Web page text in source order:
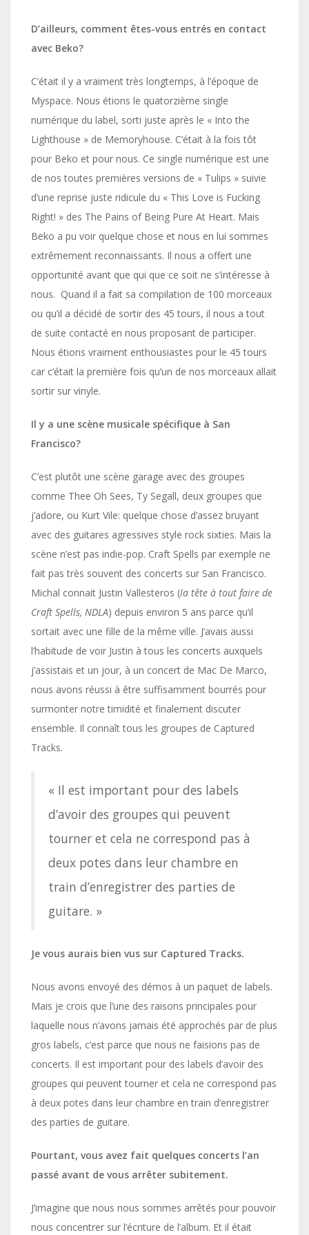
D’ailleurs, comment êtes-vous entrés en contact
avec Beko?
C’était il y a vraiment très longtemps, à l’époque de
Myspace. Nous étions le quatorzième single
numérique du label, sorti juste après le « Into the
Lighthouse » de Memoryhouse. C’était à la fois tôt
pour Beko et pour nous. Ce single numérique est une
de nos toutes premières versions de « Tulips » suivie
d’une reprise juste ridicule du « This Love is Fucking
Right! » des The Pains of Being Pure At Heart. Mais
Beko a pu voir quelque chose et nous en lui sommes
extrêmement reconnaissants. Il nous a offert une
opportunité avant que qui que ce soit ne s’intéresse à
nous. Quand il a fait sa compilation de 100 morceaux
ou qu’il a décidé de sortir des 45 tours, il nous a tout
de suite contacté en nous proposant de participer.
Nous étions vraiment enthousiastes pour le 45 tours
car c’était la première fois qu’un de nos morceaux allait
sortir sur vinyle.
Il y a une scène musicale spécifique à San
Francisco?
C’est plutôt une scène garage avec des groupes
comme Thee Oh Sees, Ty Segall, deux groupes que
j’adore, ou Kurt Vile: quelque chose d’assez bruyant
avec des guitares agressives style rock sixties. Mais la
scène n’est pas indie-pop. Craft Spells par exemple ne
fait pas très souvent des concerts sur San Francisco.
Michal connait Justin Vallesteros (la tête à tout faire de
Craft Spells, NDLA) depuis environ 5 ans parce qu’il
sortait avec une fille de la même ville. J’avais aussi
l’habitude de voir Justin à tous les concerts auxquels
j’assistais et un jour, à un concert de Mac De Marco,
nous avons réussi à être suffisamment bourrés pour
surmonter notre timidité et finalement discuter
ensemble. Il connaît tous les groupes de Captured
Tracks.
« Il est important pour des labels
d’avoir des groupes qui peuvent
tourner et cela ne correspond pas à
deux potes dans leur chambre en
train d’enregistrer des parties de
guitare. »
Je vous aurais bien vus sur Captured Tracks.
Nous avons envoyé des démos à un paquet de labels.
Mais je crois que l’une des raisons principales pour
laquelle nous n’avons jamais été approchés par de plus
gros labels, c’est parce que nous ne faisions pas de
concerts. Il est important pour des labels d’avoir des
groupes qui peuvent tourner et cela ne correspond pas
à deux potes dans leur chambre en train d’enregistrer
des parties de guitare.
Pourtant, vous avez fait quelques concerts l’an
passé avant de vous arrêter subitement.
J’imagine que nous nous sommes arrêtés pour pouvoir
nous concentrer sur l’écriture de l’album. Et il était